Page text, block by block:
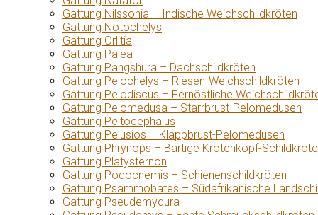
Gattung Nilssonia – Indische Weichschildkröten
Gattung Notochelys
Gattung Orlitia
Gattung Palea
Gattung Pangshura – Dachschildkröten
Gattung Pelochelys – Riesen-Weichschildkröten
Gattung Pelodiscus – Fernöstliche
Gattung Pelomedusa – Starrbrust-Pelomedusen
Gattung Peltocephalus
Gattung Pelusios – Klappbrust-Pelomedusen
Gattung Phrynops – Bärtige Krötenkopf-
Gattung Platysternon
Gattung Podocnemis – Schienenschildkröten
Gattung Psammobates – Südafrikanische
Gattung Pseudemydura